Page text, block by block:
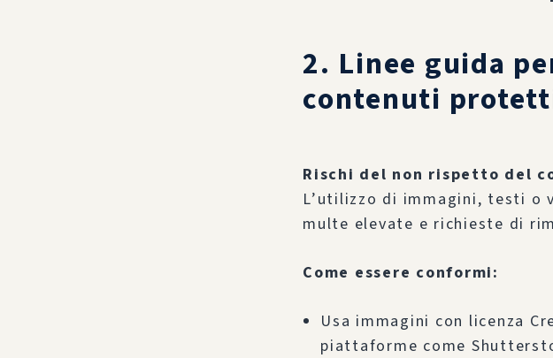
2. Linee guida
contenuti
Rischi del non rispetto del
L’utilizzo di immagini, testi o
multe elevate e richieste di
Come essere conformi:
Usa immagini con licenza
piattaforme come